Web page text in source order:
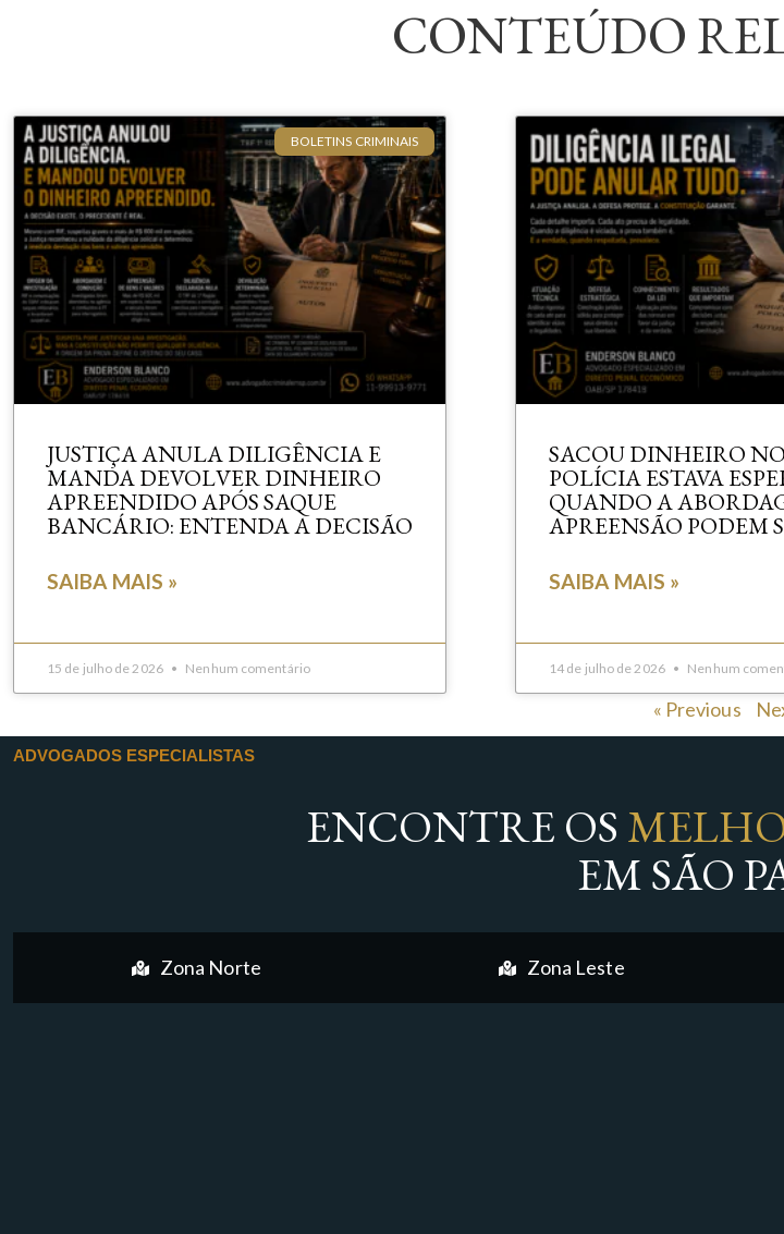
CONTEÚDO
BOLETINS CRIMINAIS
JUSTIÇA ANULA DILIGÊNCIA E
MANDA DEVOLVER DINHEIRO
APREENDIDO APÓS SAQUE
BANCÁRIO: ENTENDA A DECISÃO
SAIBA MAIS »
15 de julho de 2026 Nenhum comentário
SACOU DINHEIRO
POLÍCIA ESTAVA
QUANDO A
APREENSÃO PODEM
SAIBA MAIS »
14 de julho de 2026 Nenhum
« Previous
ADVOGADOS ESPECIALISTAS
ENCONTRE OS
EM SÃO
Zona Norte Zona Leste